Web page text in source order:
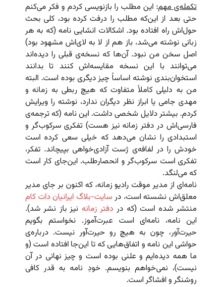
تکمله‌ی مهم: این مطلب را بازنویسی کردم و فکر می‌کنم
حتی بعد از این‌که مطلب را درفت کرده بود، کلی بحث
حول‌اش راه افتاده بود. اشکالات انشایی نامه (که به هر
زبانی نوشته می‌شد، باز هم از لا به لای‌اش مشهود بود)
اصل سخن من نبود. آن‌ها که نسخه‌ی قبلی را دیده‌اند
می‌توانند با این نسخه مقایسه‌اش کنند تا بدانند
استخوان‌بندی نوشته اساساً چیز دیگری بوده است. البته
من به دلیلی کاملاً متفاوت که هیچ ربطی به زمانه و
مهدی جامی یا ابراز نظر دیگران ندارد، نوشته را ویرایش
کردم. بیشتر دلایل شخصی داشت. این نامه (که ترجمه‌ی
فارسی‌اش در دفتر زمانه نیز هست) تفکری سرکوب‌گر و
استبدادی را نشان می‌دهد که خیلی سعی کرده است
خودش را در لفافه‌ی ژست آزادی‌خواهی بپیچاند. تفکر،
تفکری است سرکوب‌گر و انحصارطلب. این‌جای کار است
که می‌لنگد.
نامه‌ای از مدیر موقت رادیو زمانه، که اکنون بر جای مدیر
معلق‌اش نشسته است، در سایت-بلاگ ایرانیان دات کام
منتشر شده است (که در دفتر زمانه نیز باز نشر شد).
این نامه، نامه‌ای است عبرت‌آموز. نخواستم بگویم
حیرت‌آور، چون به هیچ رو حیرت‌آور نیست. درباره‌ی
حواشی این نامه و اتفاق‌هایی که تا این‌جا افتاده است (و
ما همه دیده‌ایم و علنی بوده است و چیز نهانی در آن
نیست)، نمی‌خواهم بنویسم. خودِ نامه به قدر کافی
روشنگر و افشاگر است.